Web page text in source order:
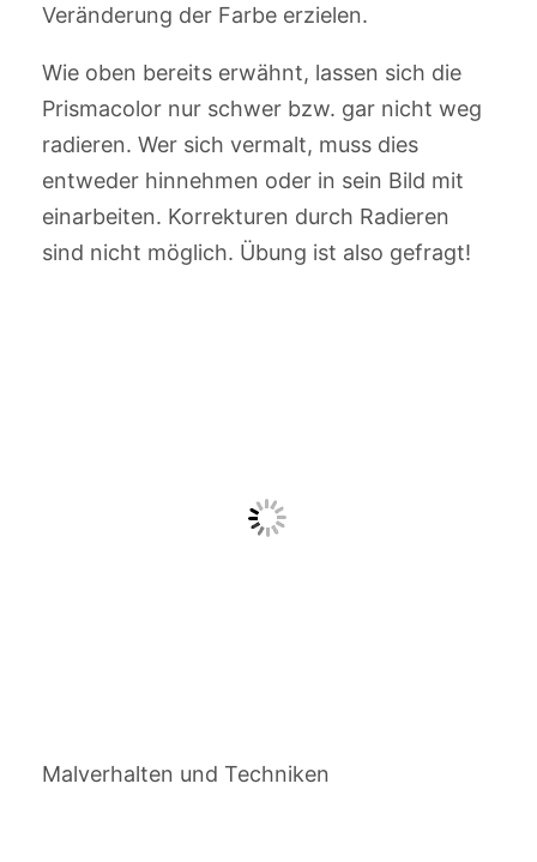
Veränderung der Farbe erzielen.
Wie oben bereits erwähnt, lassen sich die
Prismacolor nur schwer bzw. gar nicht weg
radieren. Wer sich vermalt, muss dies
entweder hinnehmen oder in sein Bild mit
einarbeiten. Korrekturen durch Radieren
sind nicht möglich. Übung ist also gefragt!
Malverhalten und Techniken